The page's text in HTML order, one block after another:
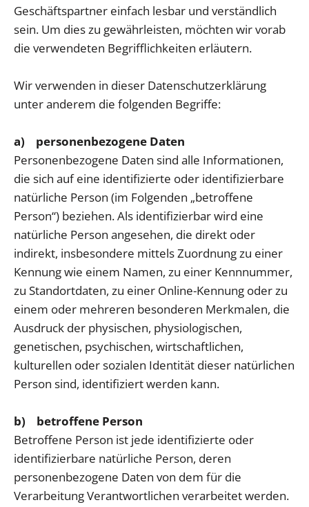
Geschäftspartner einfach lesbar und verständlich
sein. Um dies zu gewährleisten, möchten wir vorab
die verwendeten Begrifflichkeiten erläutern.
Wir verwenden in dieser Datenschutzerklärung
unter anderem die folgenden Begriffe:
a) personenbezogene Daten
Personenbezogene Daten sind alle Informationen,
die sich auf eine identifizierte oder identifizierbare
natürliche Person (im Folgenden „betroffene
Person“) beziehen. Als identifizierbar wird eine
natürliche Person angesehen, die direkt oder
indirekt, insbesondere mittels Zuordnung zu einer
Kennung wie einem Namen, zu einer Kennnummer,
zu Standortdaten, zu einer Online-Kennung oder zu
einem oder mehreren besonderen Merkmalen, die
Ausdruck der physischen, physiologischen,
genetischen, psychischen, wirtschaftlichen,
kulturellen oder sozialen Identität dieser natürlichen
Person sind, identifiziert werden kann.
b) betroffene Person
Betroffene Person ist jede identifizierte oder
identifizierbare natürliche Person, deren
personenbezogene Daten von dem für die
Verarbeitung Verantwortlichen verarbeitet werden.